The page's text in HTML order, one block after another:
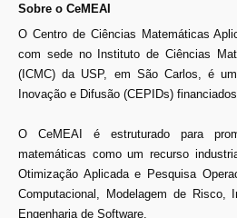
Sobre o CeMEAI
O Centro de Ciências Matemáticas
com sede no Instituto de Ciências
(ICMC) da USP, em São Carlos, é
Inovação e Difusão (CEPIDs)
O CeMEAI é estruturado para
matemáticas como um recurso
Otimização Aplicada e Pesquisa
Computacional, Modelagem de Risco,
Engenharia de Software.